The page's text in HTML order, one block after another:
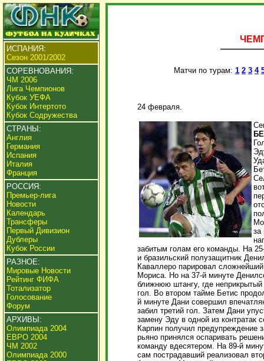
ИСПАНИЯ:
Сезон 2001/2002
СОРЕВНОВАНИЯ:
ЧМ 2006
Лига Чемпионов
Кубок УЕФА
Кубок Интертото
Кубок Содружества
СТРАНЫ:
Англия
Германия
Испания
Италия
Франция
РОССИЯ:
Премьер-лига
Новости
Календарь
Трансферы
Первый Дивизион
Дублеры
Кубок России
РАЗНОЕ:
Мировые Новости
Рейтинг ФИФА
Тотализатор
Голосование
Форум
АРХИВЫ:
Олимпиада 2004
ЕВРО 2004
ЧМ 2002
Олимпиада 2000
Матчи по турам: 1 2 3 4
24 февраля.
за
забитым голам его команды. На
и бразильский полузащитник
Каваллеро парировал
Мориса. Но на 37-й минуте
ближнюю штангу, где
гол. Во втором тайме Бетис
й минуте Дани совершил
забил третий гол. Затем Дани
замену Эду в одной из контратак
Карпин получил предупреждение
рьяно принялся оспаривать
команду вдесятером. На 89-й
сам пострадавший реализовал